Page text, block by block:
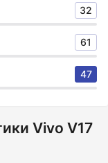
32
61
47
Vivo V17